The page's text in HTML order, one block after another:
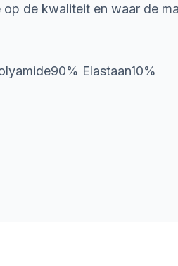
de kwaliteit en waar de
Elastaan10%